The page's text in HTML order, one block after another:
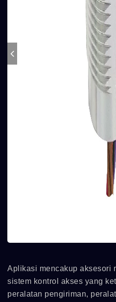
Aplikasi mencakup aksesori
sistem kontrol akses yang
peralatan pengiriman,